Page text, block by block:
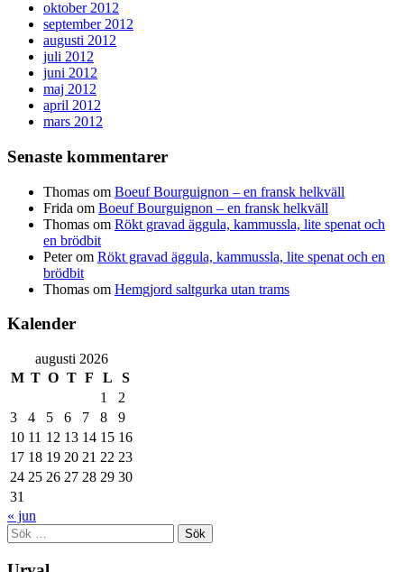
oktober 2012
september 2012
augusti 2012
juli 2012
juni 2012
maj 2012
april 2012
mars 2012
Senaste kommentarer
Thomas om Boeuf Bourguignon – en fransk helkväll
Frida om Boeuf Bourguignon – en fransk helkväll
Thomas om Rökt gravad äggula, kammussla, lite spenat och
en brödbit
Peterom Rökt gravad äggula, kammussla, lite spenat och en
brödbit
Thomas om Hemgjord saltgurka utan trams
Kalender
augusti 2026
M T O T F L
S
1
2
3
4 5 6 7 8
9
10 11 12 13 14 15 16
17 18 19 20 21 22 23
24 25 26 27 28 29 30
31
« jun
Sök
efter: